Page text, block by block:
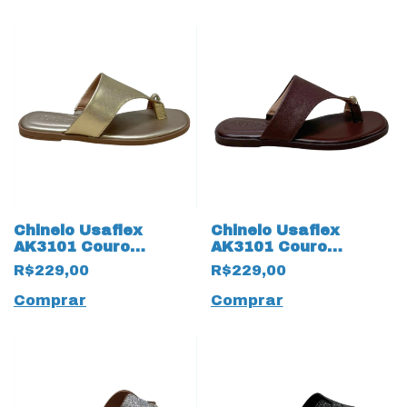
Chinelo Usaflex
AK3101 Couro
Natural 19202 Ouro
Light
R$229,00
Comprar
Chinelo Usaflex
AK3101 Couro
Natural 19203 Pinhão
R$229,00
Comprar